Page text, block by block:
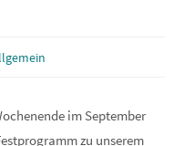
im September
zu unserem